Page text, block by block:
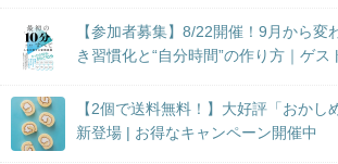
【参加者募集】8/22開催！9月から変
き習慣化と“自分時間”の作り方｜ゲス
【2個で送料無料！】大好評「おかし
新登場 | お得なキャンペーン開催中